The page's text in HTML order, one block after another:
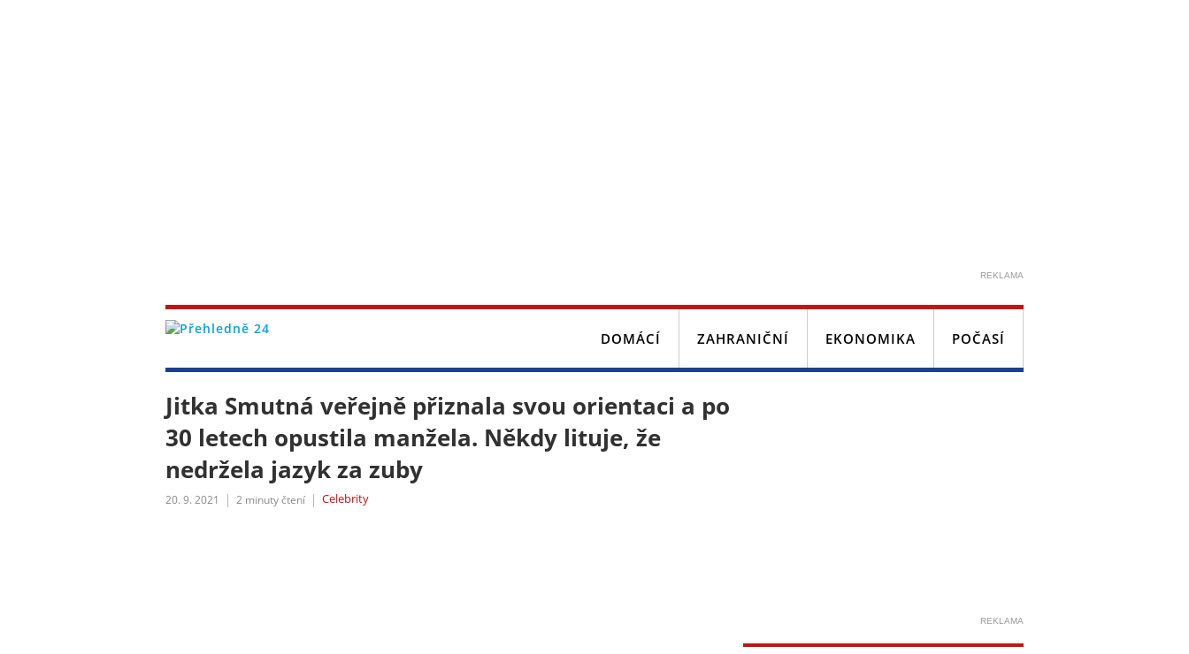
REKLAMA
DOMÁCÍ ZAHRANIČNÍ EKONOMIKA POČASÍ
Jitka Smutná veřejně přiznala svou orientaci a po
30 letech opustila manžela. Někdy lituje, že
nedržela jazyk za zuby
20. 9. 2021 2 minuty čtení Celebrity
REKLAMA